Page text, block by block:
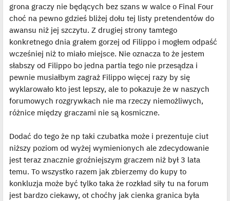
grona graczy nie będących bez szans w walce o Final Four
choć na pewno gdzieś bliżej dołu tej listy pretendentów do
awansu niż jej szczytu. Z drugiej strony tamtego
konkretnego dnia grałem gorzej od Filippo i mogłem odpaść
wcześniej niż to miało miejsce. Nie oznacza to że jestem
słabszy od Filippo bo jedna partia tego nie przesądza i
pewnie musiałbym zagraż Filippo więcej razy by się
wyklarowało kto jest lepszy, ale to pokazuje że w naszych
forumowych rozgrywkach nie ma rzeczy niemożliwych,
różnice między graczami nie są kosmiczne.
Dodać do tego że np taki czubatka może i prezentuje ciut
niższy poziom od wyżej wymienionych ale zdecydowanie
jest teraz znacznie groźniejszym graczem niż był 3 lata
temu. To wszystko razem jak zbierzemy do kupy to
konkluzja może być tylko taka że rozkład siły tu na forum
jest bardzo ciekawy, ot choćhy jak cienka granica była